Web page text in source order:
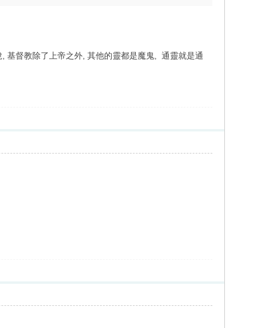
基督教除了上帝之外, 其他的靈都是魔鬼, 通靈就是通